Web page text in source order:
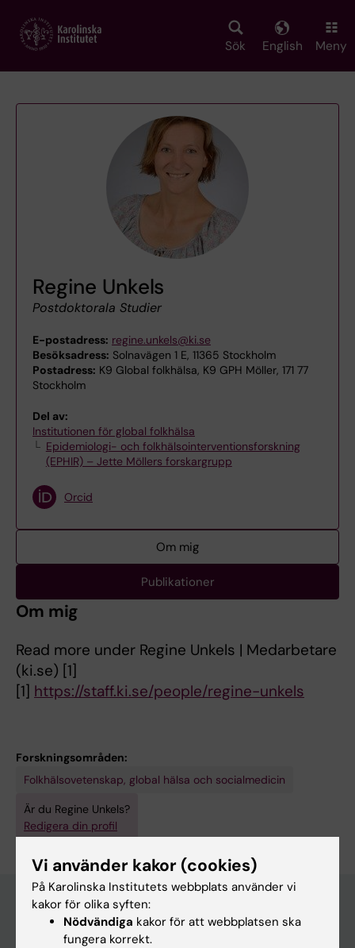
main
Sök English Meny
Regine Unkels
Postdoktorala Studier
E-postadress: regine.unkels@ki.se
Besöksadress: Solnavägen 1 E, 11365 Stockholm
Postadress: K9 Global folkhälsa, K9 GPH Möller, 171 77
Stockholm
Del av:
Institutionen för global folkhälsa
Epidemiologi- och folkhälsointerventionsforskning
(EPHIR) – Jette Möllers forskargrupp
Orcid
Om mig
Publikationer
Om mig
Read more under Regine Unkels | Medarbetare
(ki.se) [1]
[1] https://staff.ki.se/people/regine-unkels
Forskningsområden:
Folkhälsovetenskap, global hälsa och socialmedicin
Är du Regine Unkels?
Redigera din profil
Huvudmeny
Vi använder kakor (cookies)
På Karolinska Institutets webbplats använder vi
kakor för olika syften:
Nödvändiga kakor för att webbplatsen ska
fungera korrekt.